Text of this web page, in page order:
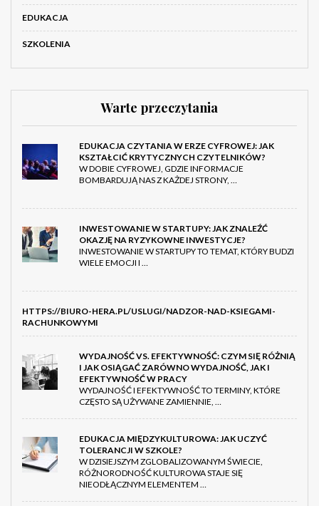
EDUKACJA
SZKOLENIA
Warte przeczytania
EDUKACJA CZYTANIA W ERZE CYFROWEJ: JAK
KSZTAŁCIĆ KRYTYCZNYCH CZYTELNIKÓW?
W DOBIE CYFROWEJ, GDZIE INFORMACJE
BOMBARDUJĄ NAS Z KAŻDEJ STRONY, …
INWESTOWANIE W STARTUPY: JAK ZNALEŹĆ
OKAZJĘ NA RYZYKOWNE INWESTYCJE?
INWESTOWANIE W STARTUPY TO TEMAT, KTÓRY BUDZI
WIELE EMOCJI I …
HTTPS://BIURO-HERA.PL/USLUGI/NADZOR-NAD-KSIEGAMI-
RACHUNKOWYMI
WYDAJNOŚĆ VS. EFEKTYWNOŚĆ: CZYM SIĘ RÓŻNIĄ
I JAK OSIĄGAĆ ZARÓWNO WYDAJNOŚĆ, JAK I
EFEKTYWNOŚĆ W PRACY
WYDAJNOŚĆ I EFEKTYWNOŚĆ TO TERMINY, KTÓRE
CZĘSTO SĄ UŻYWANE ZAMIENNIE, …
EDUKACJA MIĘDZYKULTUROWA: JAK UCZYĆ
TOLERANCJI W SZKOLE?
W DZISIEJSZYM ZGLOBALIZOWANYM ŚWIECIE,
RÓŻNORODNOŚĆ KULTUROWA STAJE SIĘ
NIEODŁĄCZNYM ELEMENTEM …